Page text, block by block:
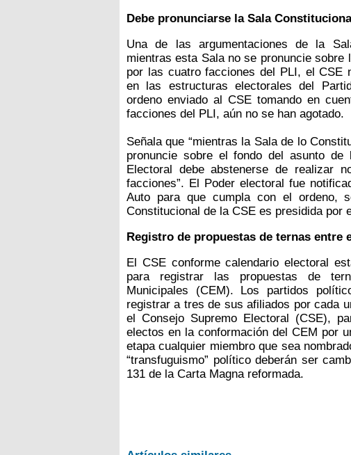
Debe pronunciarse la Sala
Una de las argumentaciones de la
mientras esta Sala no se pronuncie
por las cuatro facciones del PLI, el CSE
en las estructuras electorales del
ordeno enviado al CSE tomando en
facciones del PLI, aún no se han agotado.
Señala que “mientras la Sala de lo
pronuncie sobre el fondo del asunto de
Electoral debe abstenerse de realizar
facciones”. El Poder electoral fue
Auto para que cumpla con el ordeno,
Constitucional de la CSE es presidida por
Registro de propuestas de ternas entre
El CSE conforme calendario electoral
para registrar las propuestas de
Municipales (CEM). Los partidos
registrar a tres de sus afiliados por cada
el Consejo Supremo Electoral (CSE),
electos en la conformación del CEM por
etapa cualquier miembro que sea
“transfuguismo” político deberán ser
131 de la Carta Magna reformada.